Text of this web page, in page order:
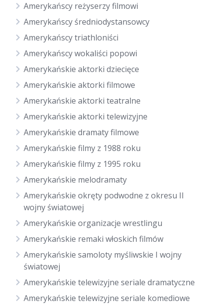
Amerykańscy reżyserzy filmowi
Amerykańscy średniodystansowcy
Amerykańscy triathloniści
Amerykańscy wokaliści popowi
Amerykańskie aktorki dziecięce
Amerykańskie aktorki filmowe
Amerykańskie aktorki teatralne
Amerykańskie aktorki telewizyjne
Amerykańskie dramaty filmowe
Amerykańskie filmy z 1988 roku
Amerykańskie filmy z 1995 roku
Amerykańskie melodramaty
Amerykańskie okręty podwodne z okresu II
wojny światowej
Amerykańskie organizacje wrestlingu
Amerykańskie remaki włoskich filmów
Amerykańskie samoloty myśliwskie I wojny
światowej
Amerykańskie telewizyjne seriale dramatyczne
Amerykańskie telewizyjne seriale komediowe